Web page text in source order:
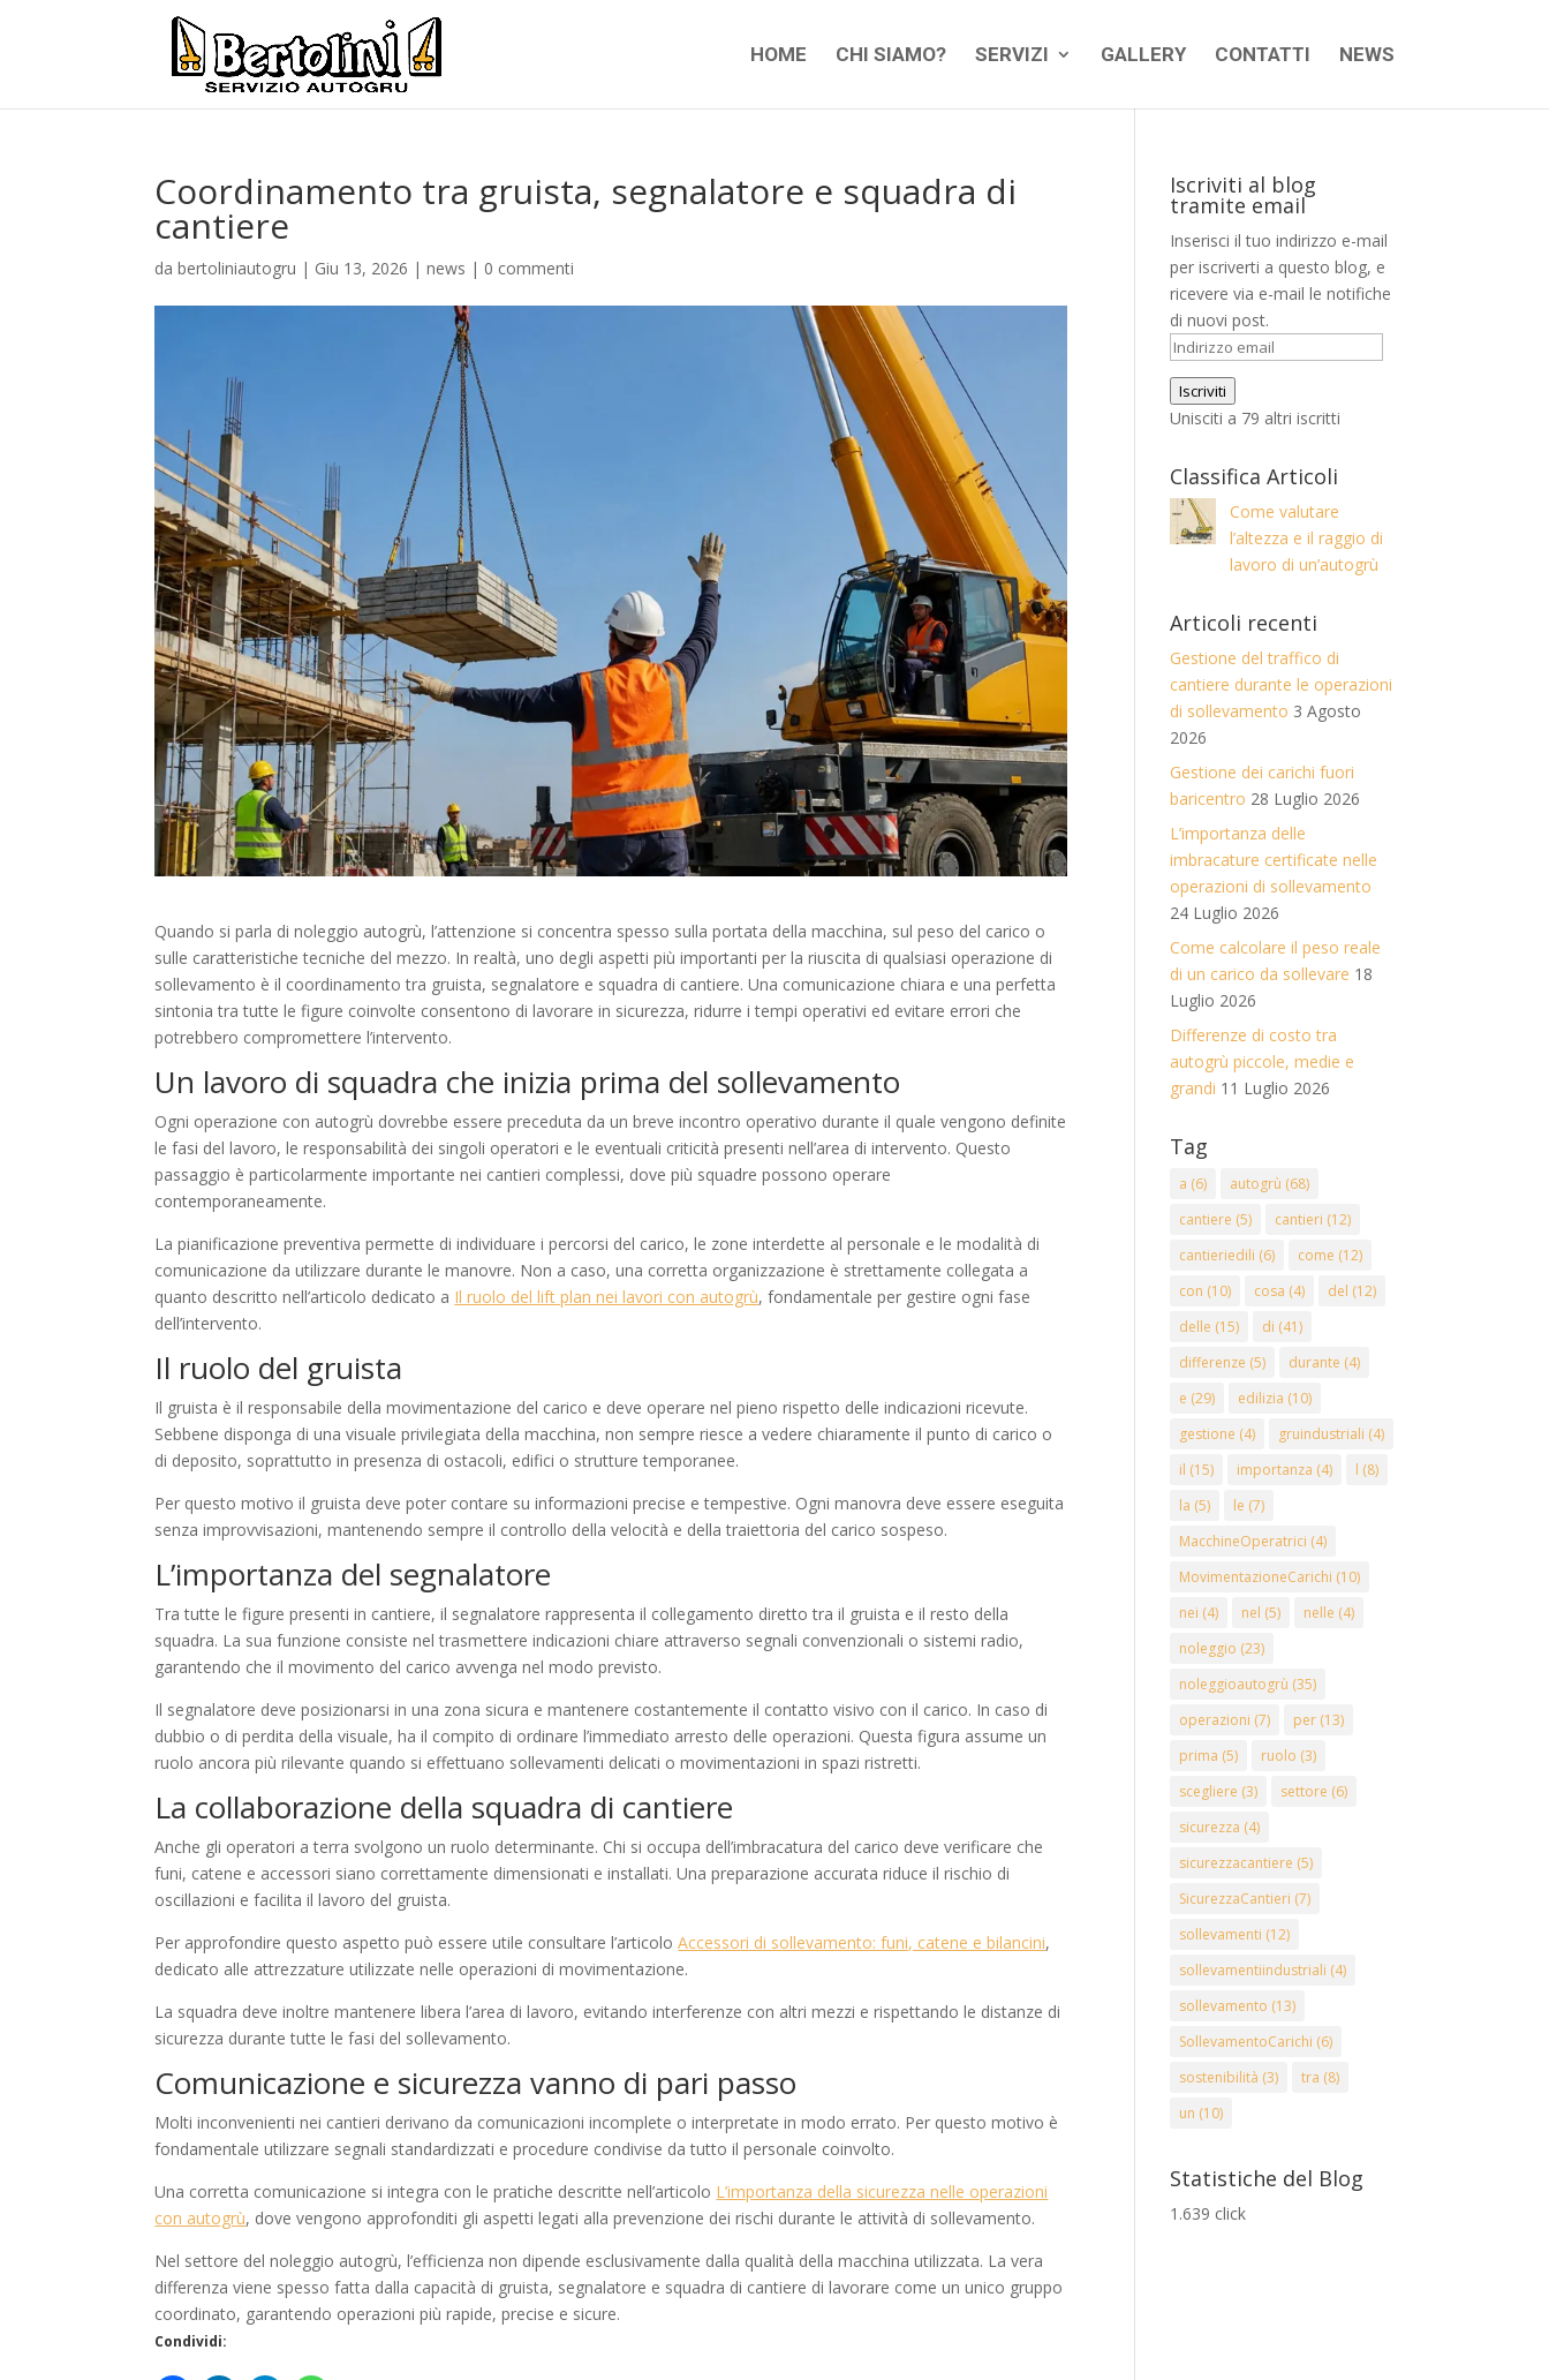
HOME CHI SIAMO? SERVIZI GALLERY CONTATTI NEWS
Coordinamento tra gruista, segnalatore e squadra di
cantiere
dabertoliniautogru | Giu 13, 2026 |news | 0 commenti
Quando si parla di noleggio autogrù, l’attenzione si concentra spesso sulla portata della macchina, sul peso del carico o
sulle caratteristiche tecniche del mezzo. In realtà, uno degli aspetti più importanti per la riuscita di qualsiasi operazione di
sollevamento è il coordinamento tra gruista, segnalatore e squadra di cantiere. Una comunicazione chiara e una perfetta
sintonia tra tutte le figure coinvolte consentono di lavorare in sicurezza, ridurre i tempi operativi ed evitare errori che
potrebbero compromettere l’intervento.
Un lavoro di squadra che inizia prima del sollevamento
Ogni operazione con autogrù dovrebbe essere preceduta da un breve incontro operativo durante il quale vengono definite
le fasi del lavoro, le responsabilità dei singoli operatori e le eventuali criticità presenti nell’area di intervento. Questo
passaggio è particolarmente importante nei cantieri complessi, dove più squadre possono operare
contemporaneamente.
La pianificazione preventiva permette di individuare i percorsi del carico, le zone interdette al personale e le modalità di
comunicazione da utilizzare durante le manovre. Non a caso, una corretta organizzazione è strettamente collegata a
quanto descritto nell’articolo dedicato a Il ruolo del lift plan nei lavori con autogrù, fondamentale per gestire ogni fase
dell’intervento.
Il ruolo del gruista
Il gruista è il responsabile della movimentazione del carico e deve operare nel pieno rispetto delle indicazioni ricevute.
Sebbene disponga di una visuale privilegiata della macchina, non sempre riesce a vedere chiaramente il punto di carico o
di deposito, soprattutto in presenza di ostacoli, edifici o strutture temporanee.
Per questo motivo il gruista deve poter contare su informazioni precise e tempestive. Ogni manovra deve essere eseguita
senza improvvisazioni, mantenendo sempre il controllo della velocità e della traiettoria del carico sospeso.
L’importanza del segnalatore
Tra tutte le figure presenti in cantiere, il segnalatore rappresenta il collegamento diretto tra il gruista e il resto della
squadra. La sua funzione consiste nel trasmettere indicazioni chiare attraverso segnali convenzionali o sistemi radio,
garantendo che il movimento del carico avvenga nel modo previsto.
Il segnalatore deve posizionarsi in una zona sicura e mantenere costantemente il contatto visivo con il carico. In caso di
dubbio o di perdita della visuale, ha il compito di ordinare l’immediato arresto delle operazioni. Questa figura assume un
ruolo ancora più rilevante quando si effettuano sollevamenti delicati o movimentazioni in spazi ristretti.
La collaborazione della squadra di cantiere
Anche gli operatori a terra svolgono un ruolo determinante. Chi si occupa dell’imbracatura del carico deve verificare che
funi, catene e accessori siano correttamente dimensionati e installati. Una preparazione accurata riduce il rischio di
oscillazioni e facilita il lavoro del gruista.
Per approfondire questo aspetto può essere utile consultare l’articoloAccessori di sollevamento: funi, catene e bilancini,
dedicato alle attrezzature utilizzate nelle operazioni di movimentazione.
La squadra deve inoltre mantenere libera l’area di lavoro, evitando interferenze con altri mezzi e rispettando le distanze di
sicurezza durante tutte le fasi del sollevamento.
Comunicazione e sicurezza vanno di pari passo
Molti inconvenienti nei cantieri derivano da comunicazioni incomplete o interpretate in modo errato. Per questo motivo è
fondamentale utilizzare segnali standardizzati e procedure condivise da tutto il personale coinvolto.
Una corretta comunicazione si integra con le pratiche descritte nell’articolo L’importanza della sicurezza nelle operazioni
con autogrù, dove vengono approfonditi gli aspetti legati alla prevenzione dei rischi durante le attività di sollevamento.
Nel settore del noleggio autogrù, l’efficienza non dipende esclusivamente dalla qualità della macchina utilizzata. La vera
differenza viene spesso fatta dalla capacità di gruista, segnalatore e squadra di cantiere di lavorare come un unico gruppo
coordinato, garantendo operazioni più rapide, precise e sicure.
Condividi:
Iscriviti al blog
tramite email
Inserisci il tuo indirizzo e-mail
per iscriverti a questo blog, e
ricevere via e-mail le notifiche
di nuovi post.
Indirizzo
email
Iscriviti
Unisciti a 79 altri iscritti
Classifica Articoli
Come valutare
l’altezza e il raggio di
lavoro di un’autogrù
Articoli recenti
Gestione del traffico di
cantiere durante le operazioni
di sollevamento 3 Agosto
2026
Gestione dei carichi fuori
baricentro 28 Luglio 2026
L’importanza delle
imbracature certificate nelle
operazioni di sollevamento
24 Luglio 2026
Come calcolare il peso reale
di un carico da sollevare 18
Luglio 2026
Differenze di costo tra
autogrù piccole, medie e
grandi 11 Luglio 2026
Tag
a (6) autogrù (68)
cantiere (5) cantieri (12)
cantieriedili (6) come (12)
con (10) cosa (4) del (12)
delle (15) di (41)
differenze (5) durante (4)
e (29) edilizia (10)
gestione (4) gruindustriali (4)
il (15) importanza (4) l (8)
la (5) le (7)
MacchineOperatrici (4)
MovimentazioneCarichi (10)
nei (4) nel (5) nelle (4)
noleggio (23)
noleggioautogrù (35)
operazioni (7) per (13)
prima (5) ruolo (3)
scegliere (3) settore (6)
sicurezza (4)
sicurezzacantiere (5)
SicurezzaCantieri (7)
sollevamenti (12)
sollevamentiindustriali (4)
sollevamento (13)
SollevamentoCarichi (6)
sostenibilità (3) tra (8)
un (10)
Statistiche del Blog
1.639 click